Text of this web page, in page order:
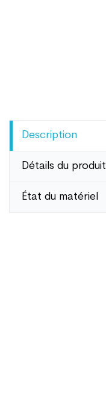
Description
Détails du produit
État du matériel